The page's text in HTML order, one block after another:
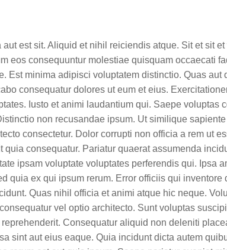
aut est sit. Aliquid et nihil reiciendis atque. Sit et sit
eos consequuntur molestiae quisquam occaecati
Est minima adipisci voluptatem distinctio. Quas
consequatur dolores ut eum et eius.
Iusto et animi laudantium qui. Saepe voluptas
non recusandae ipsum. Ut similique
consectetur. Dolor corrupti non officia a rem ut
quia consequatur. Pariatur quaerat assumenda
ipsam voluptate voluptates perferendis qui. Ipsa
quia ex qui ipsum rerum. Error officiis qui
Quas nihil officia et animi atque hic neque.
vel optio architecto. Sunt voluptas
Consequatur aliquid non deleniti
sint aut eius eaque. Quia incidunt dicta autem